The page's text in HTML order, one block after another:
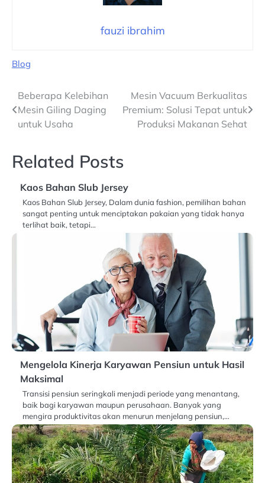
fauzi ibrahim
Blog
Navigasi
pos
Beberapa Kelebihan
Mesin Giling Daging
untuk Usaha
Mesin Vacuum Berkualitas
Premium: Solusi Tepat untuk
Produksi Makanan Sehat
Related Posts
Kaos Bahan Slub Jersey
Kaos Bahan Slub Jersey, Dalam dunia fashion, pemilihan bahan
sangat penting untuk menciptakan pakaian yang tidak hanya
terlihat baik, tetapi…
Mengelola Kinerja Karyawan Pensiun untuk Hasil
Maksimal
Transisi pensiun seringkali menjadi periode yang menantang,
baik bagi karyawan maupun perusahaan. Banyak yang
mengira produktivitas akan menurun menjelang pensiun,…